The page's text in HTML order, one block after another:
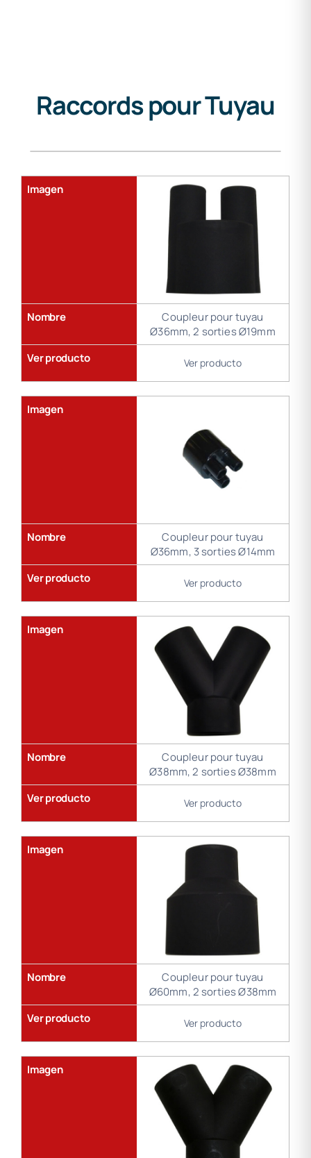
Raccords pour Tuyau
de
soldadura
Imagen
Nombre
Coupleur pour tuyau
Ø36mm, 2 sorties Ø19mm
Ver producto
Ver producto
Imagen
Nombre
Coupleur pour tuyau
Ø36mm, 3 sorties Ø14mm
Ver producto
Ver producto
Imagen
Nombre
Coupleur pour tuyau
Ø38mm, 2 sorties Ø38mm
Ver producto
Ver producto
Imagen
Nombre
Coupleur pour tuyau
Ø60mm, 2 sorties Ø38mm
Ver producto
Ver producto
Imagen